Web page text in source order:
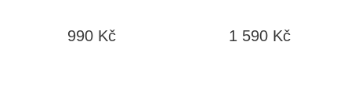
990 Kč 1 590 Kč